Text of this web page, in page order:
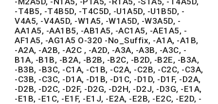
-T4B5, -T4B5D, -T4C5D, -U1A5D, -U1B5D, -
V4A5, -V4A5D, -W1A5, -W1A5D, -W3A5D, -
AA1A5, -AA1B5, -AB1A5, -AC1A5, -AE1A5, -
AF1A5, -AG1A5 O-320 -No_Suffix, -A1A, -A1B,
-A2A, -A2B, -A2C , -A2D, -A3A, -A3B, -A3C, -
B1A, -B1B, -B2A, -B2B, -B2C, -B2D, -B2E, -B3A,
-B3B, -B3C, -C1A, -C1B, -C2A, -C2B, -C2C, -C3A,
-C3B, -C3C, -D1A, -D1B, -D1C, -D1D, -D1F, -D2A,
-D2B, -D2C, -D2F, -D2G, -D2H, -D2J, -D3G, -E1A,
-E1B, -E1C, -E1F, -E1J, -E2A, -E2B, -E2C, -E2D, -